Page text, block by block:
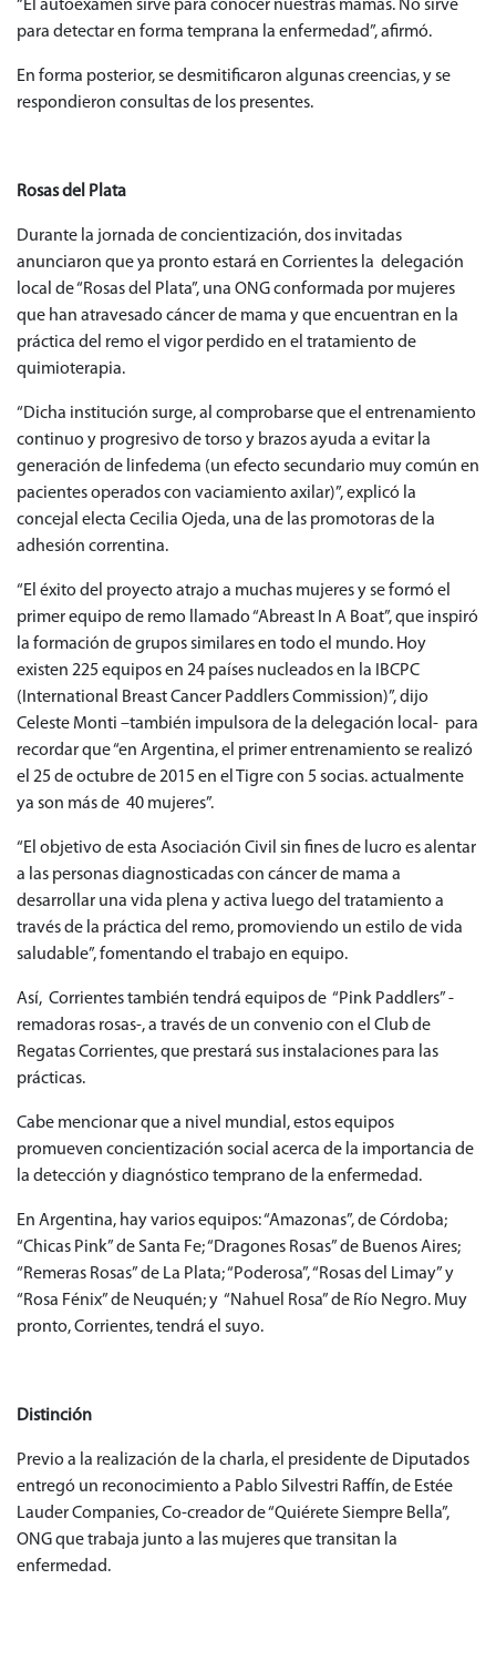
“El autoexamen sirve para conocer nuestras mamas. No sirve
para detectar en forma temprana la enfermedad”, afirmó.
En forma posterior, se desmitificaron algunas creencias, y se
respondieron consultas de los presentes.
Rosas del Plata
Durante la jornada de concientización, dos invitadas
anunciaron que ya pronto estará en Corrientes la delegación
local de “Rosas del Plata”, una ONG conformada por mujeres
que han atravesado cáncer de mama y que encuentran en la
práctica del remo el vigor perdido en el tratamiento de
quimioterapia.
“Dicha institución surge, al comprobarse que el entrenamiento
continuo y progresivo de torso y brazos ayuda a evitar la
generación de linfedema (un efecto secundario muy común en
pacientes operados con vaciamiento axilar)”, explicó la
concejal electa Cecilia Ojeda, una de las promotoras de la
adhesión correntina.
“El éxito del proyecto atrajo a muchas mujeres y se formó el
primer equipo de remo llamado “Abreast In A Boat”, que inspiró
la formación de grupos similares en todo el mundo. Hoy
existen 225 equipos en 24 países nucleados en la IBCPC
(International Breast Cancer Paddlers Commission)”, dijo
Celeste Monti –también impulsora de la delegación local- para
recordar que “en Argentina, el primer entrenamiento se realizó
el 25 de octubre de 2015 en el Tigre con 5 socias. actualmente
ya son más de 40 mujeres”.
“El objetivo de esta Asociación Civil sin fines de lucro es alentar
a las personas diagnosticadas con cáncer de mama a
desarrollar una vida plena y activa luego del tratamiento a
través de la práctica del remo, promoviendo un estilo de vida
saludable”, fomentando el trabajo en equipo.
Así, Corrientes también tendrá equipos de “Pink Paddlers” -
remadoras rosas-, a través de un convenio con el Club de
Regatas Corrientes, que prestará sus instalaciones para las
prácticas.
Cabe mencionar que a nivel mundial, estos equipos
promueven concientización social acerca de la importancia de
la detección y diagnóstico temprano de la enfermedad.
En Argentina, hay varios equipos: “Amazonas”, de Córdoba;
“Chicas Pink” de Santa Fe; “Dragones Rosas” de Buenos Aires;
“Remeras Rosas” de La Plata; “Poderosa”, “Rosas del Limay” y
“Rosa Fénix” de Neuquén; y “Nahuel Rosa” de Río Negro. Muy
pronto, Corrientes, tendrá el suyo.
Distinción
Previo a la realización de la charla, el presidente de Diputados
entregó un reconocimiento a Pablo Silvestri Raffín, de Estée
Lauder Companies, Co-creador de “Quiérete Siempre Bella”,
ONG que trabaja junto a las mujeres que transitan la
enfermedad.